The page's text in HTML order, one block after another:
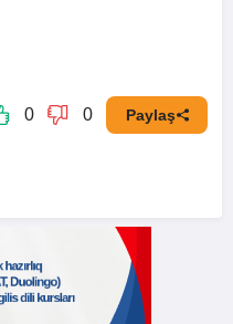
0 0 Paylaş